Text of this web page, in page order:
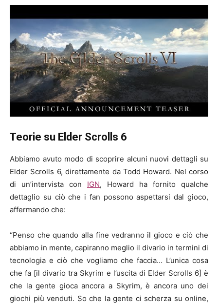
Teorie su Elder Scrolls 6
Abbiamo avuto modo di scoprire alcuni nuovi dettagli su
Elder Scrolls 6, direttamente da Todd Howard. Nel corso
di un’intervista con IGN, Howard ha fornito qualche
dettaglio su ciò che i fan possono aspettarsi dal gioco,
affermando che:
“Penso che quando alla fine vedranno il gioco e ciò che
abbiamo in mente, capiranno meglio il divario in termini di
tecnologia e ciò che vogliamo che faccia… L’unica cosa
che fa [il divario tra Skyrim e l’uscita di Elder Scrolls 6] è
che la gente gioca ancora a Skyrim, è ancora uno dei
giochi più venduti. So che la gente ci scherza su online,